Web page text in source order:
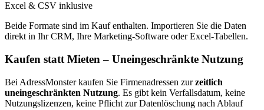
Excel & CSV inklusive
Beide Formate sind im Kauf enthalten. Importieren Sie die Daten
direkt in Ihr CRM, Ihre Marketing-Software oder Excel-Tabellen.
Kaufen statt Mieten – Uneingeschränkte Nutzung
Bei AdressMonster kaufen Sie Firmenadressen zur zeitlich
uneingeschränkten Nutzung. Es gibt kein Verfallsdatum, keine
Nutzungslizenzen, keine Pflicht zur Datenlöschung nach Ablauf